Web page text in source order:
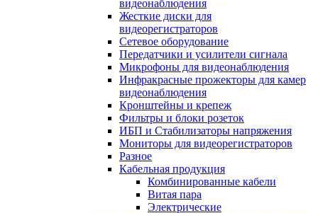
видеонаблюдения
Жесткие диски для
видеорегистраторов
Сетевое оборудование
Передатчики и усилители сигнала
Микрофоны для видеонаблюдения
Инфракрасные прожекторы для камер
видеонаблюдения
Кронштейны и крепеж
Фильтры и блоки розеток
ИБП и Стабилизаторы напряжения
Мониторы для видеорегистраторов
Разное
Кабельная продукция
Комбинированные кабели
Витая пара
Электрические